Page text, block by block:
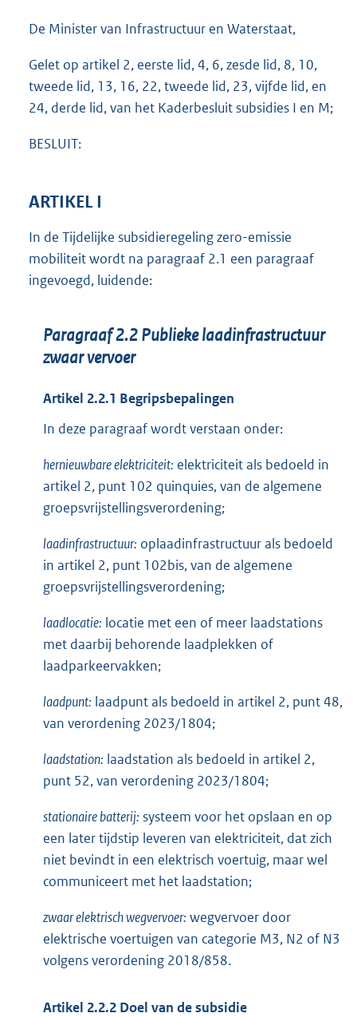
,
M
De Minister van Infrastructuur en Waterstaat,
Gelet op artikel 2, eerste lid, 4, 6, zesde lid, 8, 10,
tweede lid, 13, 16, 22, tweede lid, 23, vijfde lid, en
24, derde lid, van het Kaderbesluit subsidies I en M;
BESLUIT:
ARTIKEL I
In de Tijdelijke subsidieregeling zero-emissie
mobiliteit wordt na paragraaf 2.1 een paragraaf
ingevoegd, luidende:
Paragraaf 2.2 Publieke laadinfrastructuur
zwaar vervoer
Artikel 2.2.1 Begripsbepalingen
In deze paragraaf wordt verstaan onder:
hernieuwbare elektriciteit: elektriciteit als bedoeld in
artikel 2, punt 102 quinquies, van de algemene
groepsvrijstellingsverordening;
laadinfrastructuur: oplaadinfrastructuur als bedoeld
in artikel 2, punt 102bis, van de algemene
groepsvrijstellingsverordening;
laadlocatie: locatie met een of meer laadstations
met daarbij behorende laadplekken of
laadparkeervakken;
laadpunt: laadpunt als bedoeld in artikel 2, punt 48,
van verordening 2023/1804;
laadstation: laadstation als bedoeld in artikel 2,
punt 52, van verordening 2023/1804;
stationaire batterij: systeem voor het opslaan en op
een later tijdstip leveren van elektriciteit, dat zich
niet bevindt in een elektrisch voertuig, maar wel
communiceert met het laadstation;
zwaar elektrisch wegvervoer: wegvervoer door
elektrische voertuigen van categorie M3, N2 of N3
volgens verordening 2018/858.
Artikel 2.2.2 Doel van de subsidie